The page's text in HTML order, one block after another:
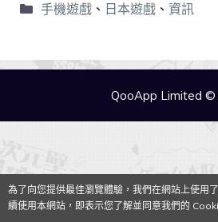
手機遊戲、 日本遊戲、 資訊
QooApp Limited ©
為了向您提供最佳瀏覽體驗，我們在網站上使用
續使用本網站，即表示您了解並同意我們的